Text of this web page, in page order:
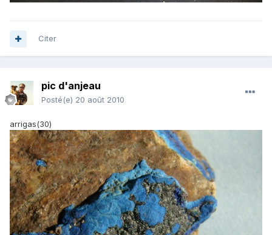
Citer
pic d'anjeau
Posté(e) 20 août 2010
arrigas(30)